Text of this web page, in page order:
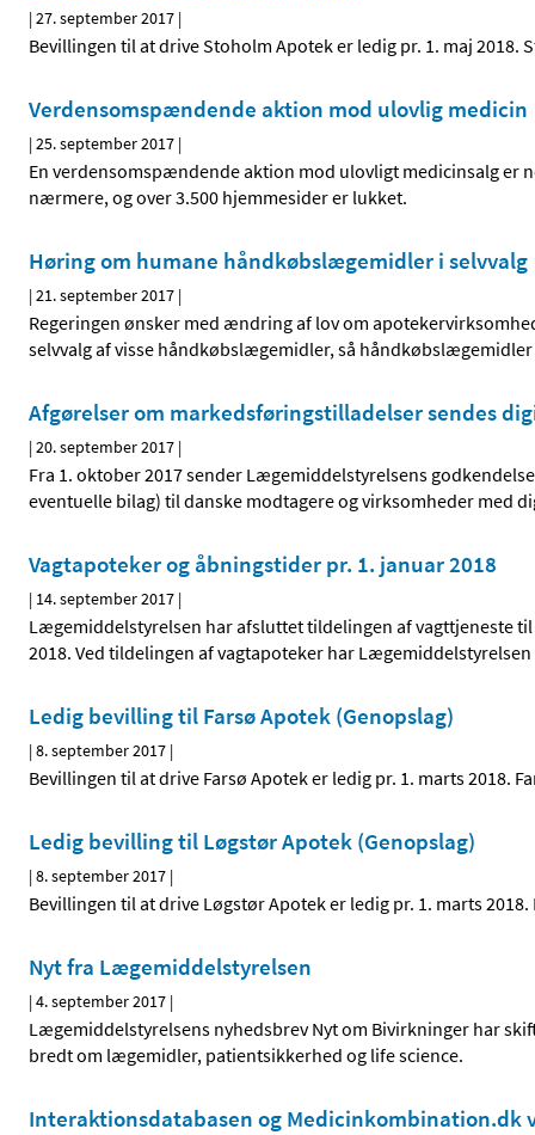
|27. september 2017 |
Bevillingen til at drive Stoholm Apotek er ledig pr. 1. maj
Verdensomspændende aktion mod ulovlig medicin
|25. september 2017 |
En verdensomspændende aktion mod ulovligt medicinsalg er
nærmere, og over 3.500 hjemmesider er lukket.
Høring om humane håndkøbslægemidler i selvvalg
|21. september 2017 |
Regeringen ønsker med ændring af lov om
selvvalg af visse håndkøbslægemidler, så
Afgørelser om markedsføringstilladelser sendes
|20. september 2017 |
Fra 1. oktober 2017 sender Lægemiddelstyrelsens
eventuelle bilag) til danske modtagere og virksomheder med
Vagtapoteker og åbningstider pr. 1. januar 2018
| 14. september 2017 |
Lægemiddelstyrelsen har afsluttet tildelingen af vagttjeneste
2018. Ved tildelingen af vagtapoteker har
Ledig bevilling til Farsø Apotek (Genopslag)
|8. september 2017 |
Bevillingen til at drive Farsø Apotek er ledig pr. 1. marts 2018.
Ledig bevilling til Løgstør Apotek (Genopslag)
|8. september 2017 |
Bevillingen til at drive Løgstør Apotek er ledig pr. 1. marts
Nyt fra Lægemiddelstyrelsen
|4. september 2017 |
Lægemiddelstyrelsens nyhedsbrev Nyt om Bivirkninger har
bredt om lægemidler, patientsikkerhed og life science.
Interaktionsdatabasen og Medicinkombination.dk